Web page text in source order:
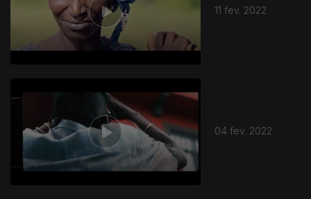
11 fev. 2022
04 fev. 2022